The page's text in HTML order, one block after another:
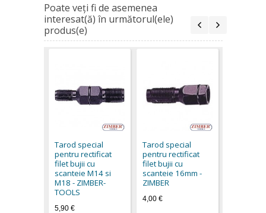
Poate veţi fi de asemenea
interesat(ă) în următorul(ele)
produs(e)
Tarod special
pentru rectificat
filet bujii cu
scanteie M14 si
M18 - ZIMBER-
TOOLS
5,90 €
Tarod special
pentru rectificat
filet bujii cu
scanteie 16mm -
ZIMBER
4,00 €